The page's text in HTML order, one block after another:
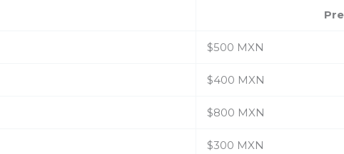
$500 MXN
$400 MXN
$800 MXN
$300 MXN